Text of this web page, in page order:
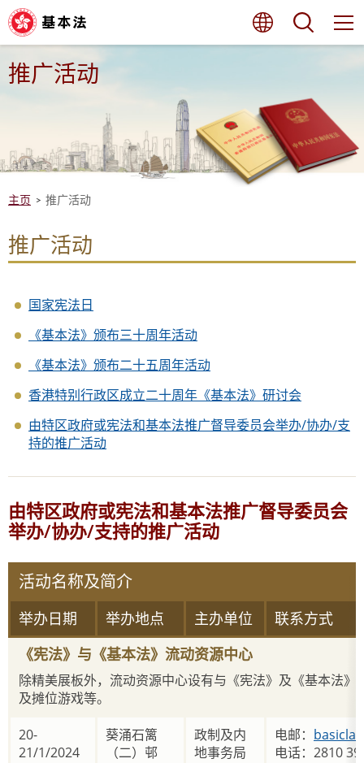
至
内
容
的
开
始
语言
推广活动
主页 推广活动
推广活动
国家宪法日
《基本法》颁布三十周年活动
《基本法》颁布二十五周年活动
香港特别行政区成立二十周年《基本法》研讨会
由特区政府或宪法和基本法推广督导委员会举办/协办/支
持的推广活动
由特区政府或宪法和基本法推广督导委员会
举办/协办/支持的推广活动
活动名称及简介
举办日期 举办地点 主办单位 联系方式
《宪法》与《基本法》流动资源中心
除精美展板外，流动资源中心设有与《宪法》及《基本法》
及摊位游戏等。
20-
21/1/2024
葵涌石篱
（二）邨
政制及内
地事务局
电邮：
电话：2810